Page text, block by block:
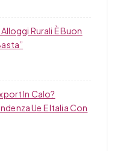
Rurali È Buon
In Calo?
Ue E Italia Con